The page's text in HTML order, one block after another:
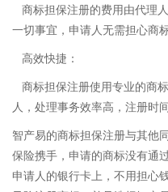
商标担保注册的费用由代理
一切事宜，申请人无需担心商
高效快捷：
商标担保注册使用专业的商
人，处理事务效率高，注册时间
智产易的商标担保注册与其他
保险携手，申请的商标没有通
申请人的银行卡上，不用担心